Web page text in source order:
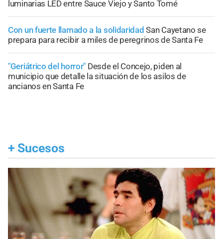
luminarias LED entre Sauce Viejo y Santo Tomé
Con un fuerte llamado a la solidaridad San Cayetano se
prepara para recibir a miles de peregrinos de Santa Fe
"Geriátrico del horror" Desde el Concejo, piden al
municipio que detalle la situación de los asilos de
ancianos en Santa Fe
+ Sucesos